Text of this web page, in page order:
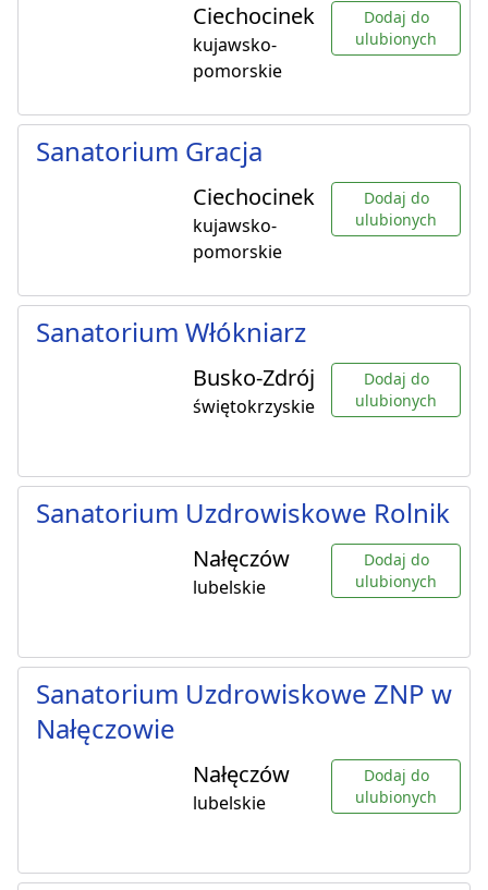
Ciechocinek
kujawsko-
pomorskie
Dodaj do
ulubionych
Sanatorium Gracja
Ciechocinek
kujawsko-
pomorskie
Dodaj do
ulubionych
Sanatorium Włókniarz
Busko-Zdrój
świętokrzyskie
Dodaj do
ulubionych
Sanatorium Uzdrowiskowe Rolnik
Nałęczów
lubelskie
Dodaj do
ulubionych
Sanatorium Uzdrowiskowe ZNP w
Nałęczowie
Nałęczów
lubelskie
Dodaj do
ulubionych